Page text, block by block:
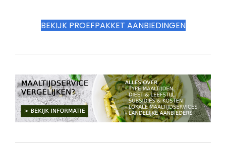
BEKIJK PROEFPAKKET AANBIEDINGEN